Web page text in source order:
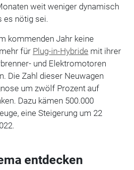
weit weniger dynamisch
es nötig sei.
kommenden Jahr keine
für Plug-in-Hybride mit ihrer
und Elektromotoren
Die Zahl dieser Neuwagen
um zwölf Prozent auf
Dazu kämen 500.000
eine Steigerung um 22
entdecken